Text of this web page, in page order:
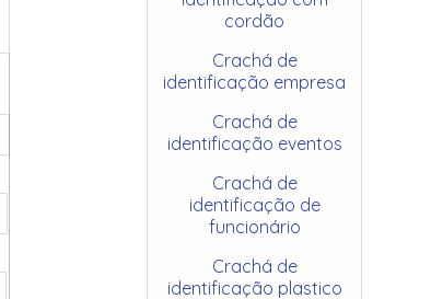
cordão
Crachá de
identificação empresa
Crachá de
identificação eventos
Crachá de
identificação de
funcionário
Crachá de
identificação plastico